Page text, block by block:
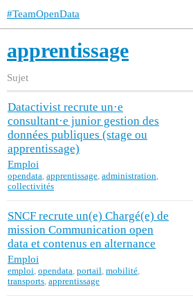
#TeamOpenData
apprentissage
Sujet
Datactivist recrute un·e
consultant·e junior gestion des
données publiques (stage ou
apprentissage)
Emploi
opendata, apprentissage, administration,
collectivités
SNCF recrute un(e) Chargé(e) de
mission Communication open
data et contenus en alternance
Emploi
emploi, opendata, portail, mobilité,
transports, apprentissage